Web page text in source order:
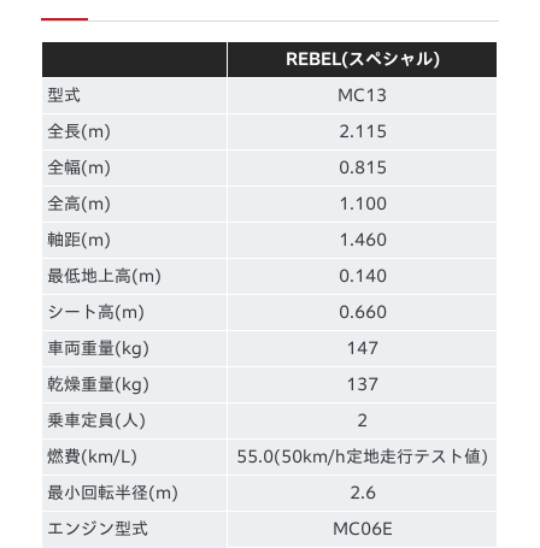
REBEL(スペシャル)
型式 MC13
全長(m) 2.115
全幅(m) 0.815
全高(m) 1.100
軸距(m) 1.460
最低地上高(m) 0.140
シート高(m) 0.660
車両重量(kg) 147
乾燥重量(kg) 137
乗車定員(人) 2
燃費(km/L) 55.0(50km/h定地走行テスト値)
最小回転半径(m) 2.6
エンジン型式 MC06E